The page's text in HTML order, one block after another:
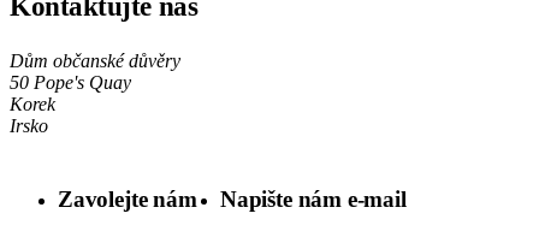
Kontaktujte nás
Dům občanské důvěry
50 Pope's Quay
Korek
Irsko
Zavolejte nám Napište nám e-mail